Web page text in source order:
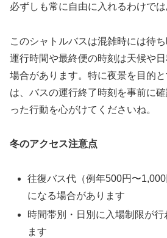
必ずしも常に自由に入れるわけでは
このシャトルバスは混雑時には待ち
運行時間や最終便の時刻は天候や
場合があります。特に夜景を目的
は、バスの運行終了時刻を事前に
った行動を心がけてくださいね。
冬のアクセス注意点
往復バス代（例年500円〜
になる場合があります
時間帯別・日別に入場制限が行
ます